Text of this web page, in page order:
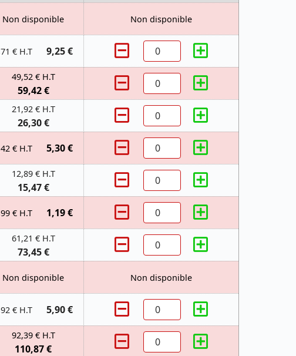
Non disponible Non disponible
€ H.T 9,25 €
49,52 € H.T
59,42 €
21,92 € H.T
26,30 €
€ H.T 5,30 €
12,89 € H.T
15,47 €
€ H.T 1,19 €
61,21 € H.T
73,45 €
Non disponible Non disponible
€ H.T 5,90 €
92,39 € H.T
110,87 €